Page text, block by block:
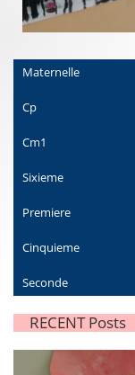
Maternelle
Cp
Cm1
Sixieme
Premiere
Cinquieme
Seconde
RECENT Posts